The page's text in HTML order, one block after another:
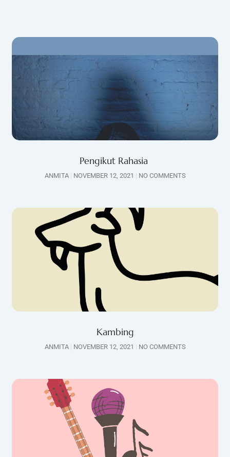
Pengikut Rahasia
ANMITA NOVEMBER 12, 2021 NO COMMENTS
Kambing
ANMITA NOVEMBER 12, 2021 NO COMMENTS